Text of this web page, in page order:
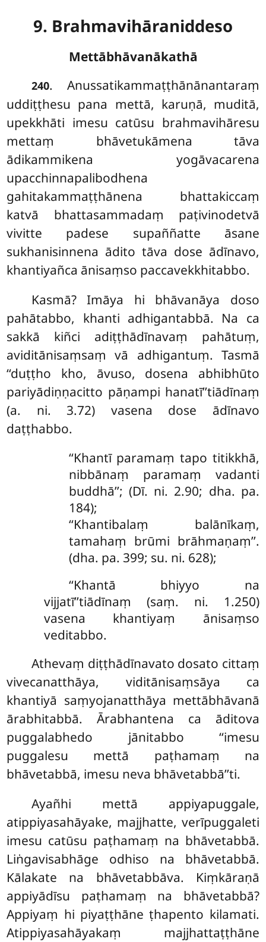
9. Brahmavihāraniddeso
Mettābhāvanākathā
240. Anussatikammaṭṭhānānantaraṃ
uddiṭṭhesu pana mettā, karuṇā, muditā,
upekkhāti imesu catūsu brahmavihāresu
mettaṃ bhāvetukāmena tāva
ādikammikena yogāvacarena
upacchinnapalibodhena
gahitakammaṭṭhānena bhattakiccaṃ
katvā bhattasammadaṃ paṭivinodetvā
vivitte padese supaññatte āsane
sukhanisinnena ādito tāva dose ādīnavo,
khantiyañca ānisaṃso paccavekkhitabbo.
Kasmā? Imāya hi bhāvanāya doso
pahātabbo, khanti adhigantabbā. Na ca
sakkā kiñci adiṭṭhādīnavaṃ pahātuṃ,
aviditānisaṃsaṃ vā adhigantuṃ. Tasmā
‘‘duṭṭho kho, āvuso, dosena abhibhūto
pariyādiṇṇacitto pāṇampi hanatī’’tiādīnaṃ
(a. ni. 3.72) vasena dose ādīnavo
daṭṭhabbo.
‘‘Khantī paramaṃ tapo titikkhā,
nibbānaṃ paramaṃ vadanti
buddhā’’; (Dī. ni. 2.90; dha. pa.
184);
‘‘Khantibalaṃ balānīkaṃ,
tamahaṃ brūmi brāhmaṇaṃ’’.
(dha. pa. 399; su. ni. 628);
‘‘Khantā bhiyyo na
vijjatī’’tiādīnaṃ (saṃ. ni. 1.250)
vasena khantiyaṃ ānisaṃso
veditabbo.
Athevaṃ diṭṭhādīnavato dosato cittaṃ
vivecanatthāya, viditānisaṃsāya ca
khantiyā saṃyojanatthāya mettābhāvanā
ārabhitabbā. Ārabhantena ca āditova
puggalabhedo jānitabbo ‘‘imesu
puggalesu mettā paṭhamaṃ na
bhāvetabbā, imesu neva bhāvetabbā’’ti.
Ayañhi mettā appiyapuggale,
atippiyasahāyake, majjhatte, verīpuggaleti
imesu catūsu paṭhamaṃ na bhāvetabbā.
Liṅgavisabhāge odhiso na bhāvetabbā.
Kālakate na bhāvetabbāva. Kiṃkāraṇā
appiyādīsu paṭhamaṃ na bhāvetabbā?
Appiyaṃ hi piyaṭṭhāne ṭhapento kilamati.
Atippiyasahāyakaṃ majjhattaṭṭhāne